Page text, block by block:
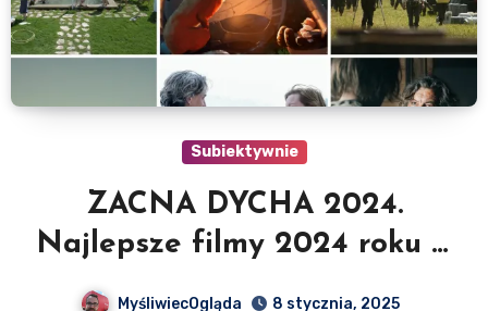
Subiektywnie
ZACNA DYCHA 2024.
Najlepsze filmy 2024 roku w
MyśliwiecOgląda
8 stycznia, 2025